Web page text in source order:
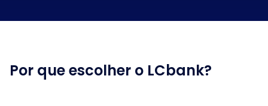
Por que escolher o LCbank?